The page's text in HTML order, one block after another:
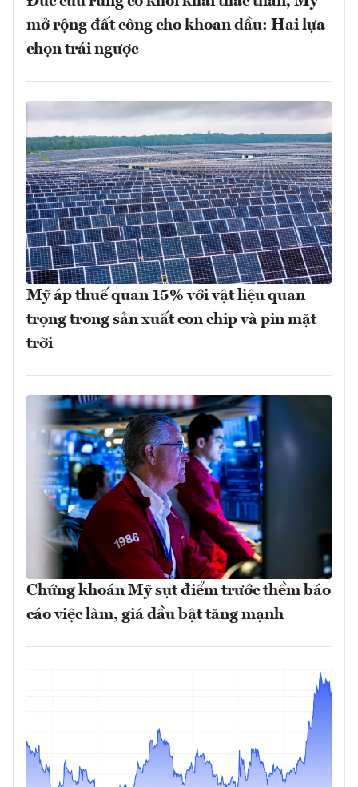
mở rộng đất công cho khoan dầu: Hai lựa
chọn trái ngược
Mỹ áp thuế quan 15% với vật liệu quan
trọng trong sản xuất con chip và pin mặt
trời
Chứng khoán Mỹ sụt điểm trước thềm báo
cáo việc làm, giá dầu bật tăng mạnh